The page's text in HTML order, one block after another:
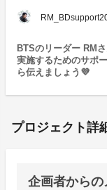
BTSのリーダー RM
実施するためのサポ
ら伝えましょう💜
プロジェクト詳
企画者から